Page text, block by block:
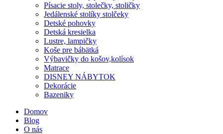
Písacie stoly, stolečky, stoličky
Jedálenské stolíky stolčeky
Detské pohovky
Detská kresielka
Lustre, lampičky
Koše pre bábätká
Výbavičky do košov,kolísok
Matrace
DISNEY NÁBYTOK
Dekorácie
Bazeniky
Domov
Blog
O nás